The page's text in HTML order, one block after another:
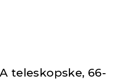
teleskopske, 66-